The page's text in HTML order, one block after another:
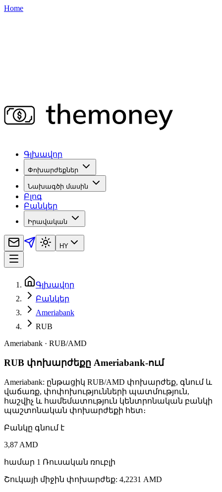
Home
Գլխավոր
Փոխարժեքներ
Նախագծի մասին
Բլոգ
Բանկեր
Իրավական
HY
Գլխավոր
Բանկեր
Ameriabank
RUB
Ameriabank · RUB/AMD
RUB փոխարժեքը Ameriabank-ում
Ameriabank: ընթացիկ RUB/AMD փոխարժեք, գնում և
վաճառք, փոփոխությունների պատմություն,
հաշվիչ և համեմատություն կենտրոնական բանկի
պաշտոնական փոխարժեքի հետ։
Բանկը գնում է
3,87 AMD
համար 1 Ռուսական ռուբլի
Շուկայի միջին փոխարժեք: 4,2231 AMD